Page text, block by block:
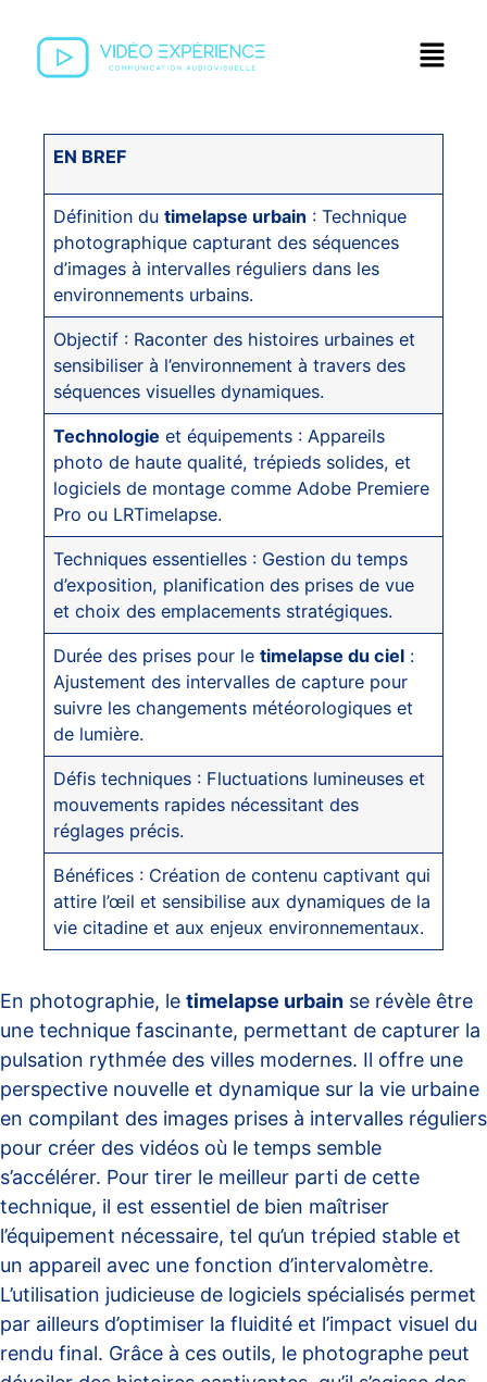
EN BREF
Définition dutimelapse urbain : Technique
photographique capturant des séquences
d’images à intervalles réguliers dans les
environnements urbains.
Objectif : Raconter des histoires urbaines et
sensibiliser à l’environnement à travers des
séquences visuelles dynamiques.
Technologie et équipements : Appareils
photo de haute qualité, trépieds solides, et
logiciels de montage comme Adobe Premiere
Pro ou LRTimelapse.
Techniques essentielles : Gestion du temps
d’exposition, planification des prises de vue
et choix des emplacements stratégiques.
Durée des prises pour letimelapse du ciel :
Ajustement des intervalles de capture pour
suivre les changements météorologiques et
de lumière.
Défis techniques : Fluctuations lumineuses et
mouvements rapides nécessitant des
réglages précis.
Bénéfices : Création de contenu captivant qui
attire l’œil et sensibilise aux dynamiques de la
vie citadine et aux enjeux environnementaux.
En photographie, le timelapse urbain se révèle être
une technique fascinante, permettant de capturer la
pulsation rythmée des villes modernes. Il offre une
perspective nouvelle et dynamique sur la vie urbaine
en compilant des images prises à intervalles réguliers
pour créer des vidéos où le temps semble
s’accélérer. Pour tirer le meilleur parti de cette
technique, il est essentiel de bien maîtriser
l’équipement nécessaire, tel qu’un trépied stable et
un appareil avec une fonction d’intervalomètre.
L’utilisation judicieuse de logiciels spécialisés permet
par ailleurs d’optimiser la fluidité et l’impact visuel du
rendu final. Grâce à ces outils, le photographe peut